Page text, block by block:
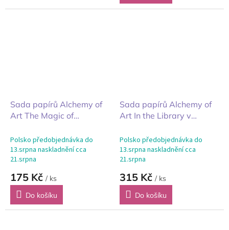
Sada papírů Alchemy of
Art The Magic of
prosince 20x20cm 12ks
Polsko předobjednávka do
13.srpna naskladnění cca
21.srpna
175 Kč / ks
Do košíku
Sada papírů Alchemy of
Art In the Library v
Polsko předobjednávka do
13.srpna naskladnění cca
21.srpna
315 Kč / ks
Do košíku